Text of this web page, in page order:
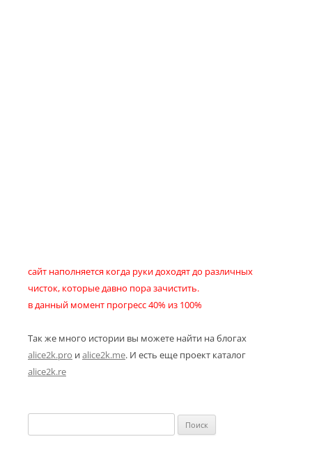
сайт наполняется когда руки доходят до различных
чисток, которые давно пора зачистить.
в данный момент прогресс 40% из 100%
Так же много истории вы можете найти на блогах
alice2k.pro иalice2k.me. И есть еще проект каталог
alice2k.re